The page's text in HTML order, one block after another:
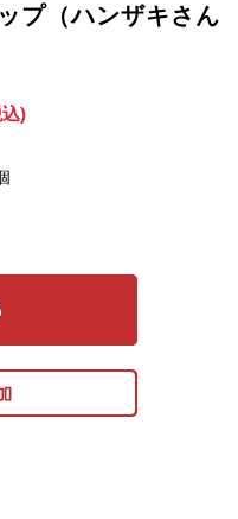
プ（ハンザキさん
)